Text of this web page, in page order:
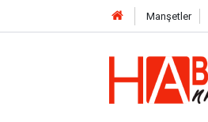
Manşetler